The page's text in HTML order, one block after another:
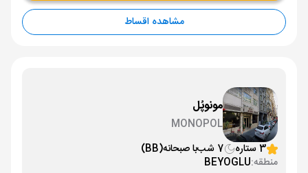
مشاهده اقساط
مونوپُل
MONOPOL
3 ستاره
7 شب با صبحانه(BB)
منطقه:BEYOGLU